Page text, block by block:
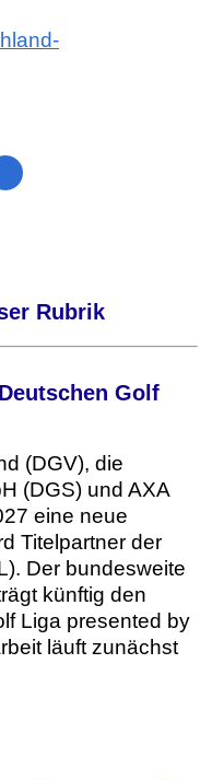
Rubrik
Golf
(DGV), die
(DGS) und AXA
eine neue
Titelpartner der
Der bundesweite
künftig den
Liga presented by
läuft zunächst